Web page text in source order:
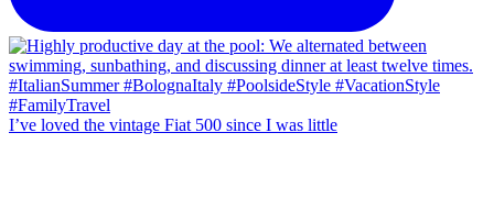
I’ve loved the vintage Fiat 500 since I was little